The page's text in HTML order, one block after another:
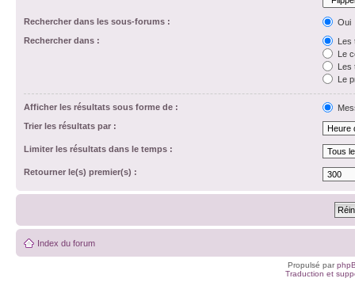
Rechercher dans les sous-forums :
Oui
Rechercher dans :
Les
Le
Les
Le
Afficher les résultats sous forme de :
Trier les résultats par :
Limiter les résultats dans le temps :
Retourner le(s) premier(s) :
Index du forum
Propulsé par
Traduction et